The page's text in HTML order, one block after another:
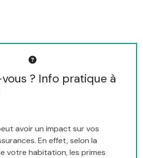
? Info pratique à
avoir un impact sur vos
En effet, selon la
votre habitation, les primes